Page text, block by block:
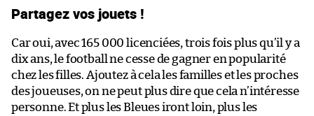
Partagez vos jouets !
Car oui, avec 165 000 licenciées, trois fois plus qu’il y a
dix ans, le football ne cesse de gagner en popularité
chez les filles. Ajoutez à cela les familles et les proches
des joueuses, on ne peut plus dire que cela n’intéresse
personne. Et plus les Bleues iront loin, plus les